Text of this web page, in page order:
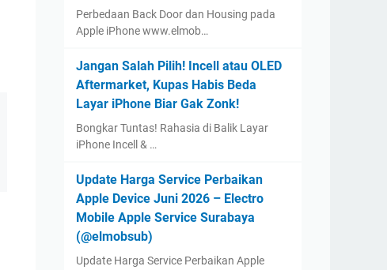
Perbedaan Back Door dan Housing pada
Apple iPhone www.elmob…
Jangan Salah Pilih! Incell atau OLED
Aftermarket, Kupas Habis Beda
Layar iPhone Biar Gak Zonk!
Bongkar Tuntas! Rahasia di Balik Layar
iPhone Incell & …
Update Harga Service Perbaikan
Apple Device Juni 2026 – Electro
Mobile Apple Service Surabaya
(@elmobsub)
Update Harga Service Perbaikan Apple